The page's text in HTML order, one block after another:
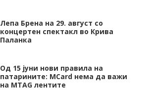
Лепа Брена на 29. август со
концертен спектакл во Крива
Паланка
Од 15 јуни нови правила на
патарините: MCard нема да важи
на MTAG лентите